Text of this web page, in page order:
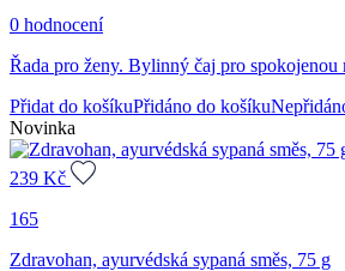
0 hodnocení
Řada pro ženy. Bylinný čaj pro spokojenou
Přidat do košíkuPřidáno do košíku
Novinka
239 Kč
165
Zdravohan, ayurvédská sypaná směs, 75 g